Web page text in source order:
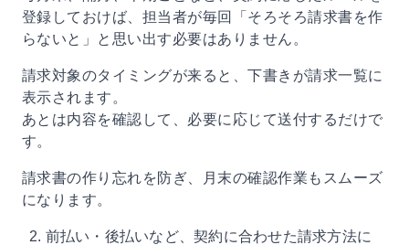
登録しておけば、担当者が毎回「そろそろ請求書を作
らないと」と思い出す必要はありません。
請求対象のタイミングが来ると、下書きが請求一覧に
表示されます。
あとは内容を確認して、必要に応じて送付するだけで
す。
請求書の作り忘れを防ぎ、月末の確認作業もスムーズ
になります。
2. 前払い・後払いなど、契約に合わせた請求方法に